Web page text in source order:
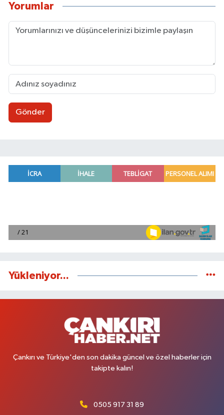
Yorumlar
Gönder
Yükleniyor...
Çankırı ve Türkiye'den son dakika güncel ve özel haberler için
takipte kalın!
0505 917 31 89